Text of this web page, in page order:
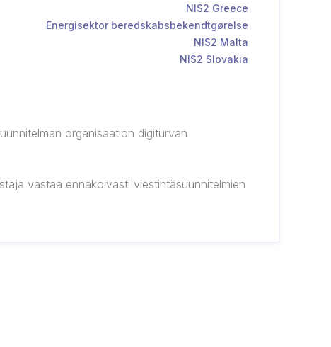
NIS2 Greece
Energisektor beredskabsbekendtgørelse
NIS2 Malta
NIS2 Slovakia
organisaation digiturvan
vastaa ennakoivasti viestintäsuunnitelmien